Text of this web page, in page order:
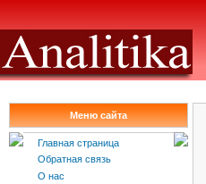
Меню сайта
Главная страница
Обратная связь
О нас